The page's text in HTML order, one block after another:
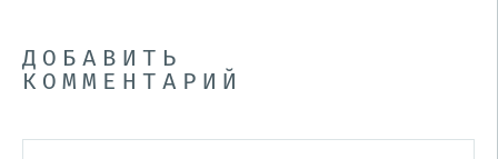
ДОБАВИТЬ
КОММЕНТАРИЙ